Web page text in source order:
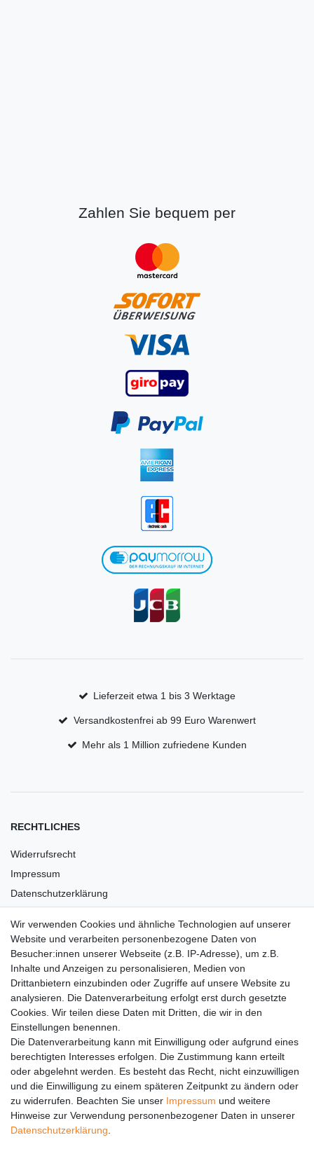
Zahlen Sie bequem per
Lieferzeit etwa 1 bis 3 Werktage
Versandkostenfrei ab 99 Euro Warenwert
Mehr als 1 Million zufriedene Kunden
RECHTLICHES
Widerrufsrecht
Impressum
Datenschutzerklärung
Versandkosten
Barrierefreiheit
Anleitungen
Vertrag widerrufen
PARTNER
DHL
GLS
PaketPLUS
SPONSORING
Wir verwenden Cookies und ähnliche Technologien auf unserer
Website und verarbeiten personenbezogene Daten von
Besucher:innen unserer Webseite (z.B. IP-Adresse), um z.B.
Inhalte und Anzeigen zu personalisieren, Medien von
Drittanbietern einzubinden oder Zugriffe auf unsere Website zu
analysieren. Die Datenverarbeitung erfolgt erst durch gesetzte
Cookies. Wir teilen diese Daten mit Dritten, die wir in den
Einstellungen benennen.
Die Datenverarbeitung kann mit Einwilligung oder aufgrund eines
berechtigten Interesses erfolgen. Die Zustimmung kann erteilt
oder abgelehnt werden. Es besteht das Recht, nicht einzuwilligen
und die Einwilligung zu einem späteren Zeitpunkt zu ändern oder
zu widerrufen. Beachten Sie unser Impressum und weitere
Hinweise zur Verwendung personenbezogener Daten in unserer
Daten­schutz­erklärung